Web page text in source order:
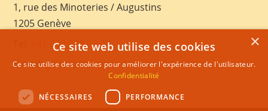
1, rue des Minoteries / Augustins
1205 Genève
+41 022 328 03 28
E-mail:geneva@sivananda.net
×
Ce site web utilise des cookies
Ce site utilise des cookies pour améliorer l'expérience de l'utilisateur.
Confidentialité
NÉCESSAIRES PERFORMANCE